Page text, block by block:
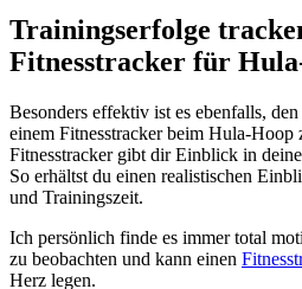
Trainingserfolge
Fitnesstracker für
Besonders effektiv ist es ebenfalls,
einem Fitnesstracker beim Hula-Hoop
Fitnesstracker gibt dir Einblick in
So erhältst du einen realistischen
und Trainingszeit.
Ich persönlich finde es immer total
zu beobachten und kann einen
Herz legen.